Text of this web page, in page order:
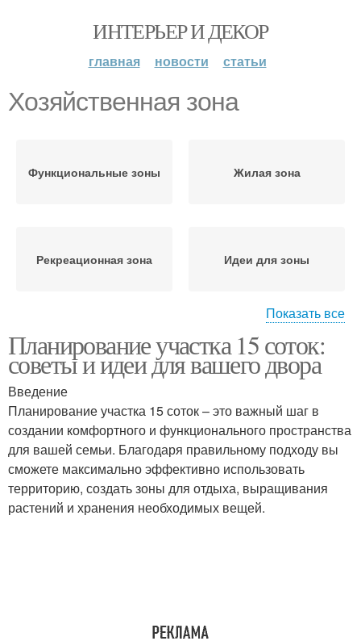
ИНТЕРЬЕР И ДЕКОР
главная новости статьи
Хозяйственная зона
Функциональные зоны Жилая зона
Рекреационная зона Идеи для зоны
Садовая зона Основные зоны
Разделение на зоны Огородно-садовая зона
Хозяйственные
Показать все
Планирование участка 15 соток:
советы и идеи для вашего двора
Введение
Планирование участка 15 соток – это важный шаг в
создании комфортного и функционального пространства
для вашей семьи. Благодаря правильному подходу вы
сможете максимально эффективно использовать
территорию, создать зоны для отдыха, выращивания
растений и хранения необходимых вещей.